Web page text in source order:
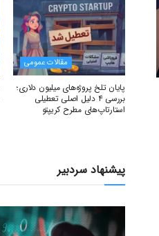
مقالات عمومی
پایان تلخ پروژه‌های میلیون دلاری؛
بررسی ۴ دلیل اصلی تعطیلی
استارتاپ‌های مطرح کریپتو
پیشنهاد سردبیر